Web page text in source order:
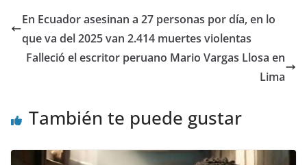
er e
b
o
k
s
A
p
gr
a
m
di
t
l e
dI
n
p
ar
tir
En Ecuador asesinan a 27 personas por día, en lo
que va del 2025 van 2.414 muertes violentas
Falleció el escritor peruano Mario Vargas Llosa en
Lima
También te puede gustar